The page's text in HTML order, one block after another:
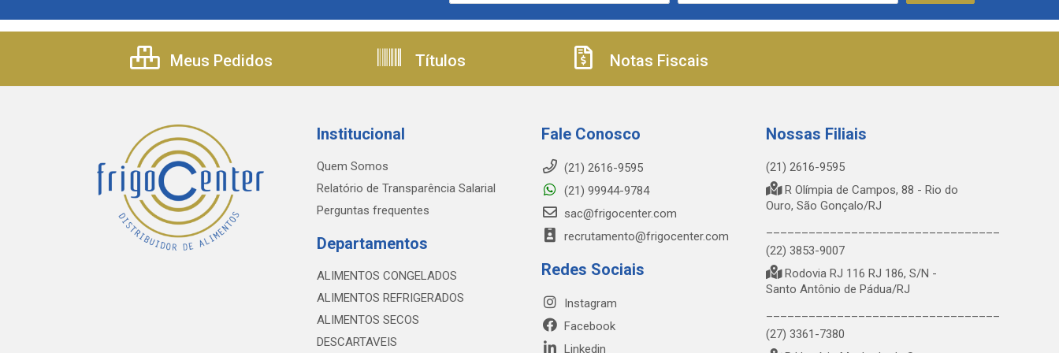
Meus Pedidos Títulos Notas Fiscais
Institucional
Quem Somos
Relatório de Transparência Salarial
Perguntas frequentes
Departamentos
ALIMENTOS CONGELADOS
ALIMENTOS REFRIGERADOS
ALIMENTOS SECOS
DESCARTAVEIS
Fale Conosco
(21) 2616-9595
(21) 99944-9784
sac@frigocenter.com
recrutamento@frigocenter.com
Redes Sociais
Instagram
Facebook
Linkedin
Nossas Filiais
(21) 2616-9595
R Olímpia de Campos, 88 - Rio do
Ouro, São Gonçalo/RJ
(22) 3853-9007
Rodovia RJ 116 RJ 186, S/N -
Santo Antônio de Pádua/RJ
(27) 3361-7380